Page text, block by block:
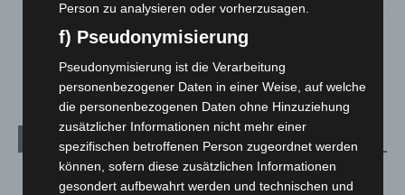
Zeugen
5. August 2026
Kategorien
2.799
Person zu analysieren oder vorherzusagen.
f) Pseudonymisierung
Pseudonymisierung ist die Verarbeitung
personenbezogener Daten in einer Weise, auf welche
die personenbezogenen Daten ohne Hinzuziehung
zusätzlicher Informationen nicht mehr einer
spezifischen betroffenen Person zugeordnet werden
können, sofern diese zusätzlichen Informationen
gesondert aufbewahrt werden und technischen und